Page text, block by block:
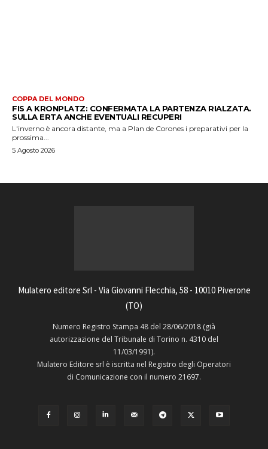
COPPA DEL MONDO
FIS A KRONPLATZ: CONFERMATA LA PARTENZA RIALZATA.
SULLA ERTA ANCHE EVENTUALI RECUPERI
L'inverno è ancora distante, ma a Plan de Corones i preparativi per la
prossima...
5 Agosto 2026
Mulatero editore Srl - Via Giovanni Flecchia, 58 - 10010 Piverone
(TO)
Numero Registro Stampa 48 del 28/06/2018 (già
autorizzazione del Tribunale di Torino n. 4310 del
11/03/1991).
Mulatero Editore srl è iscritta nel Registro degli Operatori
di Comunicazione con il numero 21697.